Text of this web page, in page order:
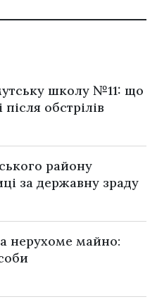
школу №11: що
обстрілів
району
за державну зраду
нерухоме майно: